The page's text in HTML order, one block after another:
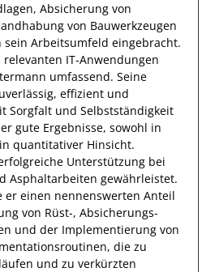
Absicherung von
von Bauwerkzeugen
sein Arbeitsumfeld eingebracht.
relevanten IT-Anwendungen
umfassend. Seine
, effizient und
Sorgfalt und Selbstständigkeit
er gute Ergebnisse, sowohl in
quantitativer Hinsicht.
Unterstützung bei
Asphaltarbeiten gewährleistet.
er einen nennenswerten Anteil
von Rüst-, Absicherungs-
und der Implementierung von
die zu
und zu verkürzten